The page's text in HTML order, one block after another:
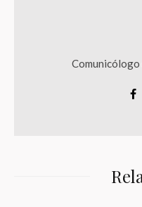
Comunicólogo